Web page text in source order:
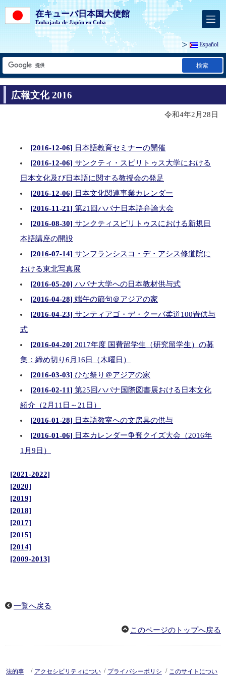
在キューバ日本国大使館
Embajada de Japón en Cuba
Español
検索
広報文化 2016
令和4年2月28日
[2016-12-06] 日本語教育セミナーの開催
[2016-12-06] サンクティ・スピリトゥス大学における
日本文化及び日本語に関する教授会の発足
[2016-12-06] 日本文化関連事業カレンダー
[2016-11-21] 第21回ハバナ日本語弁論大会
[2016-08-30] サンクティスピリトゥスにおける新規日
本語講座の開設
[2016-07-14] サンフランシスコ・デ・アシス修道院に
おける東北写真展
[2016-05-20] ハバナ大学への日本教材供与式
[2016-04-28] 端午の節句＠アジアの家
[2016-04-23] サンティアゴ・デ・クーバ柔道100畳供与
式
[2016-04-20] 2017年度 国費留学生（研究留学生）の募
集：締め切り6月16日（木曜日）
[2016-03-03] ひな祭り＠アジアの家
[2016-02-11] 第25回ハバナ国際図書展おける日本文化
紹介（2月11日～21日）
[2016-01-28] 日本語教室への文房具の供与
[2016-01-06] 日本カレンダー争奪クイズ大会（2016年
1月9日）
[2021-2022]
[2020]
[2019]
[2018]
[2017]
[2015]
[2014]
[2009-2013]
一覧へ戻る
このページのトップへ戻る
法的事
/ アクセシビリティについ / プライバシーポリシ
/ このサイトについ